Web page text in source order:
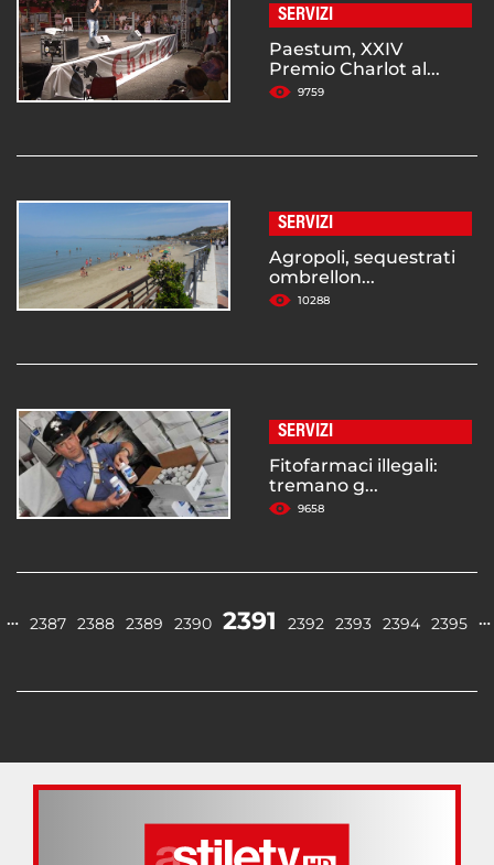
SERVIZI
Paestum, XXIV
Premio Charlot al...
9759
SERVIZI
Agropoli, sequestrati
ombrellon...
10288
SERVIZI
Fitofarmaci illegali:
tremano g...
9658
… 2387 2388 2389 2390 2391 2392 2393 2394 2395 …